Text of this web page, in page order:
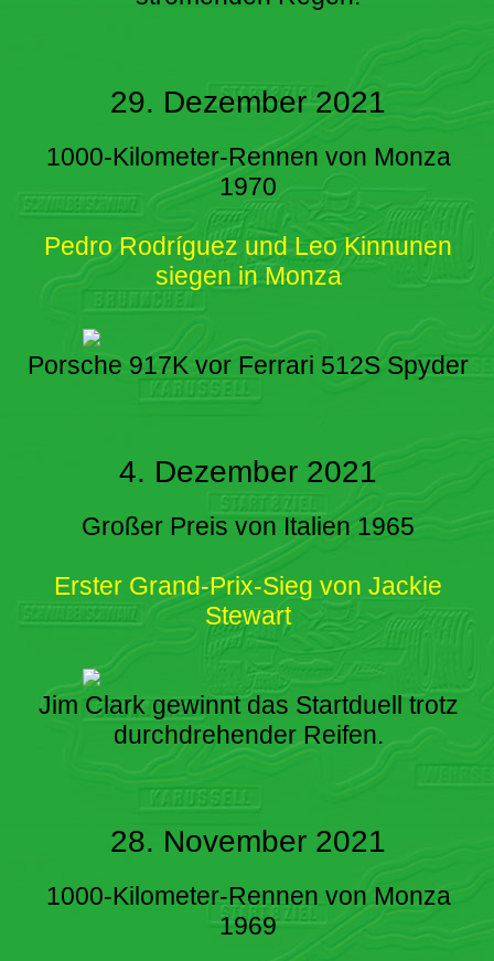
29. Dezember 2021
1000-Kilometer-Rennen von Monza
1970
Pedro Rodríguez und Leo Kinnunen
siegen in Monza
Porsche 917K vor Ferrari 512S Spyder
4. Dezember 2021
Großer Preis von Italien 1965
Erster Grand-Prix-Sieg von Jackie
Stewart
Jim Clark gewinnt das Startduell trotz
durchdrehender Reifen.
28. November 2021
1000-Kilometer-Rennen von Monza
1969